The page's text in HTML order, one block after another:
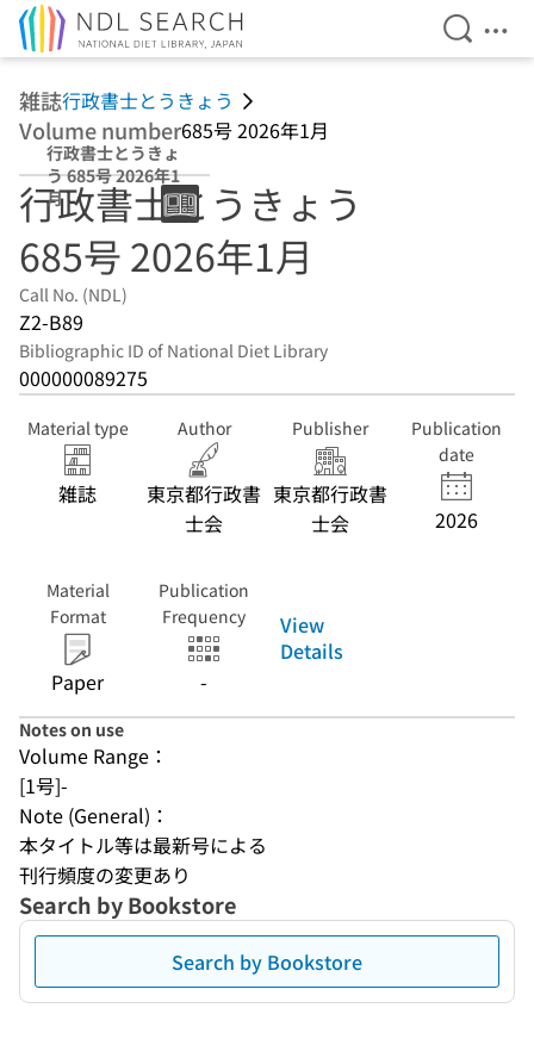
Open
雑誌行政書士とうきょう
Volume number685号 2026年1月
行政書士とうきょ
う 685号 2026年1
月
行政書士とうきょう
685号 2026年1月
Call No. (NDL)
Z2-B89
Bibliographic ID of National Diet Library
000000089275
Material type
雑誌
Author
東京都行政書
士会
Publisher
東京都行政書
士会
Publication
date
2026
Material
Format
Paper
Publication
Frequency
-
View
Details
Notes on use
Volume Range：
[1号]-
Note (General)：
本タイトル等は最新号による
刊行頻度の変更あり
Search by Bookstore
Search by Bookstore